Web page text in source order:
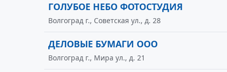
ГОЛУБОЕ НЕБО ФОТОСТУДИЯ
Волгоград г., Советская ул., д. 28
ДЕЛОВЫЕ БУМАГИ ООО
Волгоград г., Мира ул., д. 21